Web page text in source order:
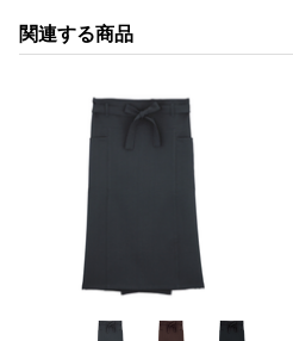
関連する商品